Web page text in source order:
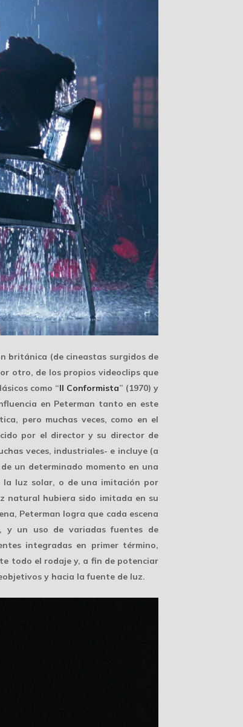
británica (de cineastas surgidos de
otro, de los propios videoclipsque
como “Il Conformista” (1970) y
en Peterman tanto en este
pero muchas veces, como en el
por el director y su director de
veces, industriales- e incluye (a
un determinado momento en una
la luz solar, o de una imitación por
natural hubiera sido imitada en su
Peterman logra que cada escena
y un uso de variadas fuentes de
integradas en primer término,
todo el rodaje y, a fin de potenciar
y hacia la fuente de luz.